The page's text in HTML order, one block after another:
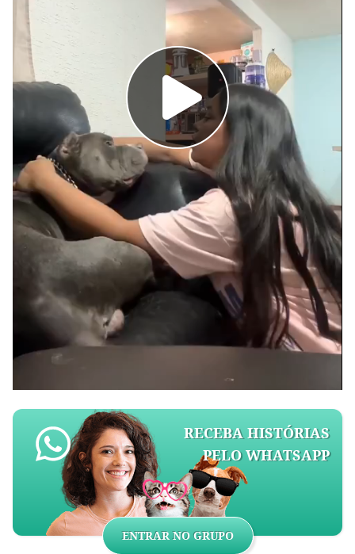
RECEBA HISTÓRIAS
PELO WHATSAPP
ENTRAR NO GRUPO